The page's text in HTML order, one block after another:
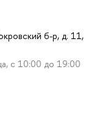
б-р, д. 11,
с 10:00 до 19:00